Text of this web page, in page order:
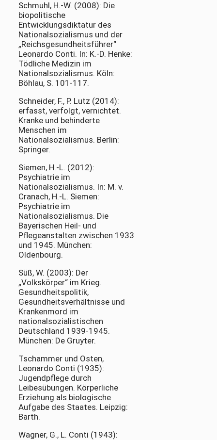
Schmuhl, H.-W. (2008): Die
biopolitische
Entwicklungsdiktatur des
Nationalsozialismus und der
„Reichsgesundheitsführer“
Leonardo Conti. In: K.-D. Henke:
Tödliche Medizin im
Nationalsozialismus. Köln:
Böhlau, S. 101-117.
Schneider, F., P. Lutz (2014):
erfasst, verfolgt, vernichtet.
Kranke und behinderte
Menschen im
Nationalsozialismus. Berlin:
Springer.
Siemen, H.-L. (2012):
Psychiatrie im
Nationalsozialismus. In: M. v.
Cranach, H.-L. Siemen:
Psychiatrie im
Nationalsozialismus. Die
Bayerischen Heil- und
Pflegeanstalten zwischen 1933
und 1945. München:
Oldenbourg.
Süß, W. (2003): Der
„Volkskörper“ im Krieg.
Gesundheitspolitik,
Gesundheitsverhältnisse und
Krankenmord im
nationalsozialistischen
Deutschland 1939-1945.
München: De Gruyter.
Tschammer und Osten,
Leonardo Conti (1935):
Jugendpflege durch
Leibesübungen. Körperliche
Erziehung als biologische
Aufgabe des Staates. Leipzig:
Barth.
Wagner, G., L. Conti (1943):